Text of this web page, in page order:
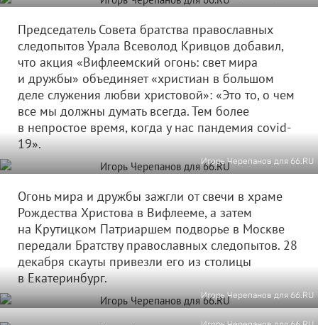
Председатель Совета братства православных
следопытов Урала Всеволод Кривцов добавил,
что акция «Вифлеемский огонь: свет мира
и дружбы» объединяет «христиан в большом
деле служения любви христовой»: «Это то, о чем
все мы должны думать всегда. Тем более
в непростое время, когда у нас пандемия covid-
19».
Игорь Черепанов для 66.RU
Огонь мира и дружбы зажгли от свечи в храме
Рождества Христова в Вифлееме, а затем
на Крутицком Патриаршем подворье в Москве
передали Братству православных следопытов. 28
декабря скауты привезли его из столицы
в Екатеринбург.
Игорь Черепанов для 66.RU